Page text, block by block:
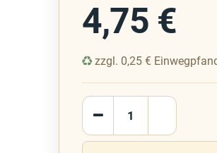
4,75 €
zzgl. 0,25 €